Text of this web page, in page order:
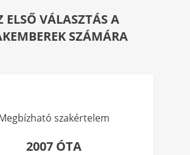
ELSŐ VÁLASZTÁS A
SZÁMÁRA
szakértelem
2007 ÓTA